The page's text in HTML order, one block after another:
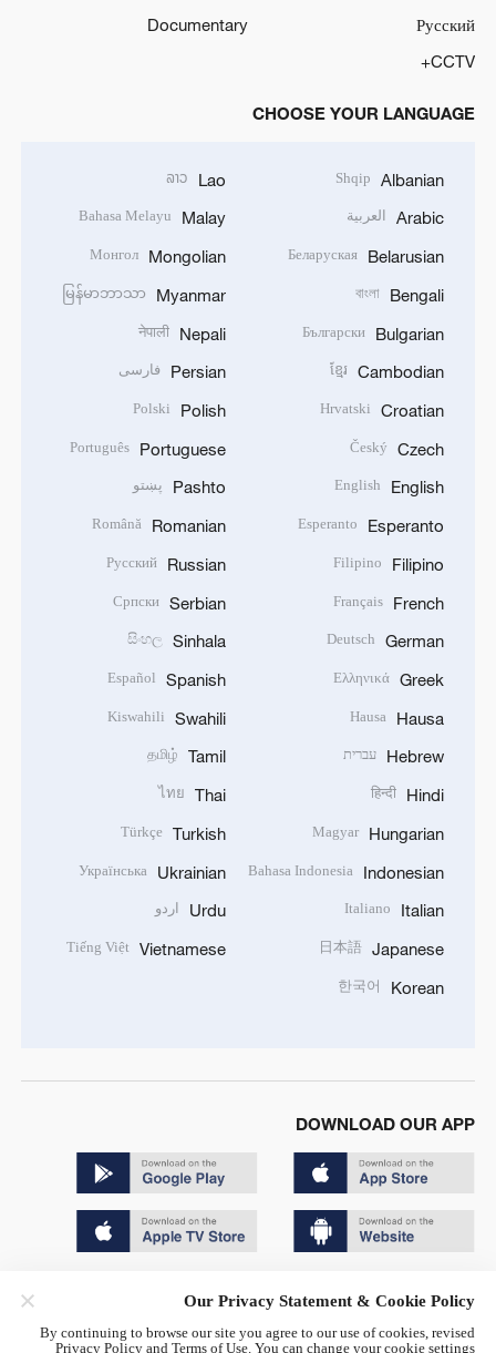
Русский
Documentary
CCTV+
CHOOSE YOUR LANGUAGE
Albanian
Shqip
Arabic العربية
Belarusian
Беларуская
Bengali
বাংলা
Bulgarian
Български
Cambodian
ខ្មែរ
Croatian
Hrvatski
Czech
Český
English
English
Esperanto
Esperanto
Filipino
Filipino
French
Français
German
Deutsch
Greek
Ελληνικά
Hausa
Hausa
Hebrew עברית
Hindi
हिन्दी
Hungarian
Magyar
Indonesian
Bahasa Indonesia
Italian
Italiano
Japanese
日本語
Korean
한국어
Lao
ລາວ
Malay
Bahasa Melayu
Mongolian
Монгол
Myanmar
မြန်မာဘာသာ
Nepali
नेपाली
Persian فارسی
Polish
Polski
Portuguese
Português
Pashto پښتو
Romanian
Română
Russian
Русский
Serbian
Српски
Sinhala
සිංහල
Spanish
Español
Swahili
Kiswahili
Tamil
தமிழ்
Thai
ไทย
Turkish
Türkçe
Ukrainian
Українська
Urdu اردو
Vietnamese
Tiếng Việt
DOWNLOAD OUR APP
京ICP备20000184号
Our Privacy Statement & Cookie Policy
By continuing to browse our site you agree to our use of cookies, revised
Privacy Policy and Terms of Use. You can change your cookie settings